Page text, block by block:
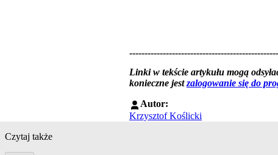
Linki w tekście artykułu mogą
konieczne jestzalogowanie się do
Autor:
Krzysztof Koślicki
Czytaj także